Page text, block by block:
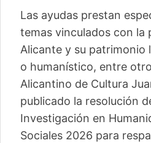
Las ayudas prestan
temas vinculados con la
Alicante y su patrimonio
o humanístico, entre
Alicantino de Cultura
publicado la resolución
Investigación en
Sociales 2026 para